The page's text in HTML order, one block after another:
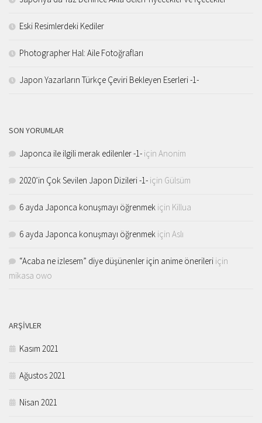
Eski Resimlerdeki Kediler
Photographer Hal: Aile Fotoğrafları
Japon Yazarların Türkçe Çeviri Bekleyen Eserleri -1-
SON YORUMLAR
Japonca ile ilgili merak edilenler -1- için Anonim
2020’in Çok Sevilen Japon Dizileri -1- için Gülsüm
6 ayda Japonca konuşmayı öğrenmek için Killua
6 ayda Japonca konuşmayı öğrenmek için Aslı
“Acaba ne izlesem” diye düşünenler için anime önerileri için
mikasa owo
ARŞIVLER
Kasım 2021
Ağustos 2021
Nisan 2021